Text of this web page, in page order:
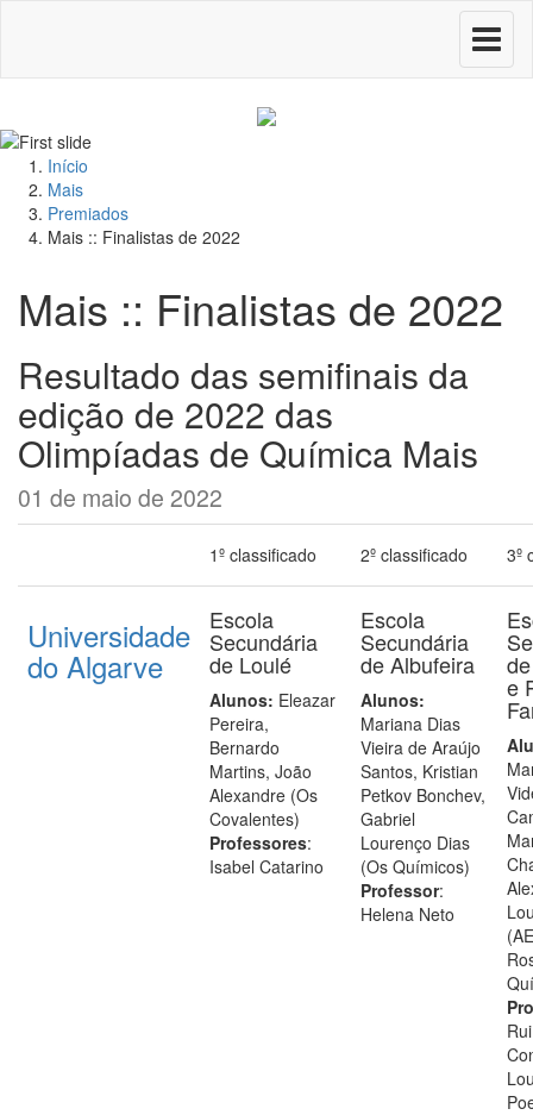
Toggle
Início
Mais
Premiados
Mais :: Finalistas de 2022
Mais :: Finalistas de 2022
Resultado das semifinais da
edição de 2022 das
Olimpíadas de Química Mais
01 de maio de 2022
1º classificado 2º classificado 3º
Universidade
do Algarve
Escola
Secundária
de Loulé
Alunos: Eleazar
Pereira,
Bernardo
Martins, João
Alexandre (Os
Covalentes)
Professores:
Isabel Catarino
Escola
Secundária
de Albufeira
Alunos:
Mariana Dias
Vieira de Araújo
Santos, Kristian
Petkov Bonchev,
Gabriel
Lourenço Dias
(Os Químicos)
Professor:
Helena Neto
e